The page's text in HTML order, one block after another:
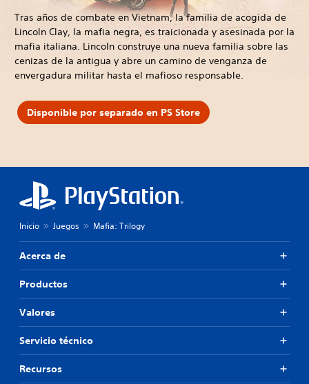
Tras años de combate en Vietnam, la familia de acogida de
Lincoln Clay, la mafia negra, es traicionada y asesinada por la
mafia italiana. Lincoln construye una nueva familia sobre las
cenizas de la antigua y abre un camino de venganza de
envergadura militar hasta el mafioso responsable.
Disponible por separado en PS Store
Inicio Juegos Mafia: Trilogy
Acerca de
Productos
Valores
Servicio técnico
Recursos